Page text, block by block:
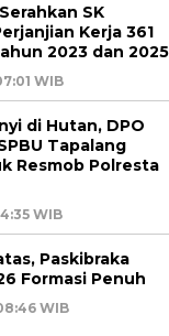
SK
Kerja 361
2023 dan 2025
WIB
di Hutan, DPO
Tapalang
Resmob Polresta
WIB
Paskibraka
Formasi Penuh
WIB